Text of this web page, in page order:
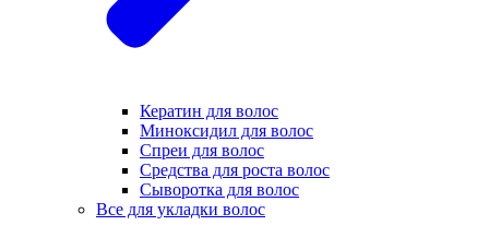
Кератин для волос
Миноксидил для волос
Спреи для волос
Средства для роста волос
Сыворотка для волос
Все для укладки волос